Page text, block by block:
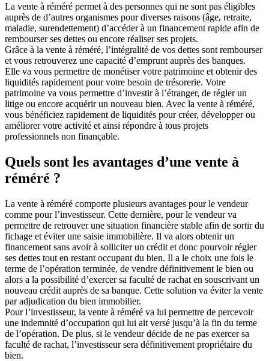
La vente à réméré permet à des personnes qui ne sont pas éligibles
auprès de d’autres organismes pour diverses raisons (âge, retraite,
maladie, surendettement) d’accéder à un financement rapide afin de
rembourser ses dettes ou encore réaliser ses projets.
Grâce à la vente à réméré, l’intégralité de vos dettes sont rembourser
et vous retrouverez une capacité d’emprunt auprès des banques.
Elle va vous permettre de monétiser votre patrimoine et obtenir des
liquidités rapidement pour votre besoin de trésorerie. Votre
patrimoine va vous permettre d’investir à l’étranger, de régler un
litige ou encore acquérir un nouveau bien. Avec la vente à réméré,
vous bénéficiez rapidement de liquidités pour créer, développer ou
améliorer votre activité et ainsi répondre à tous projets
professionnels non finançable.
Quels sont les avantages d’une vente à
réméré ?
La vente à réméré comporte plusieurs avantages pour le vendeur
comme pour l’investisseur. Cette dernière, pour le vendeur va
permettre de retrouver une situation financière stable afin de sortir du
fichage et éviter une saisie immobilière. Il va alors obtenir un
financement sans avoir à solliciter un crédit et donc pourvoir régler
ses dettes tout en restant occupant du bien. Il a le choix une fois le
terme de l’opération terminée, de vendre définitivement le bien ou
alors a la possibilité d’exercer sa faculté de rachat en souscrivant un
nouveau crédit auprès de sa banque. Cette solution va éviter la vente
par adjudication du bien immobilier.
Pour l’investisseur, la vente à réméré va lui permettre de percevoir
une indemnité d’occupation qui lui ait versé jusqu’à la fin du terme
de l’opération. De plus, si le vendeur décide de ne pas exercer sa
faculté de rachat, l’investisseur sera définitivement propriétaire du
bien.